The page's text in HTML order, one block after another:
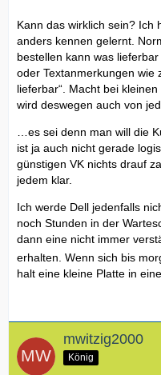
Kann das wirklich sein? Ich
anders kennen gelernt.
bestellen kann was
oder Textanmerkungen wie
lieferbar“. Macht bei
wird deswegen auch von
…es sei denn man will die
ist ja auch nicht gerade
günstigen VK nichts drauf
jedem klar.
Ich werde Dell jedenfalls
noch Stunden in der
dann eine nicht immer
erhalten. Wenn sich bis
halt eine kleine Platte in
mwitzig2000
König